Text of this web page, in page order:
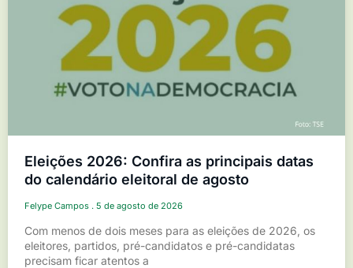
Eleições 2026: Confira as principais datas
do calendário eleitoral de agosto
Felype Campos 5 de agosto de 2026
Com menos de dois meses para as eleições de 2026, os
eleitores, partidos, pré-candidatos e pré-candidatas
precisam ficar atentos a